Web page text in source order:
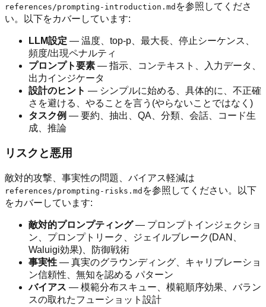
references/prompting-introduction.md を参照してくださ
い。以下をカバーしています:
LLM設定 — 温度、top-p、最大長、停止シーケンス、
頻度/出現ペナルティ
プロンプト要素 — 指示、コンテキスト、入力データ、
出力インジケータ
設計のヒント — シンプルに始める、具体的に、不正確
さを避ける、やることを言う(やらないことではなく)
タスク例 — 要約、抽出、QA、分類、会話、コード生
成、推論
リスクと悪用
敵対的攻撃、事実性の問題、バイアス軽減は
references/prompting-risks.md を参照してください。以下
をカバーしています:
敵対的プロンプティング— プロンプトインジェクショ
ン、プロンプトリーク、ジェイルブレーク(DAN、
Waluigi効果)、防御戦術
事実性 — 真実のグラウンディング、キャリブレーショ
ン信頼性、無知を認める パターン
バイアス — 模範分布スキュー、模範順序効果、バラン
スの取れたフューショット設計